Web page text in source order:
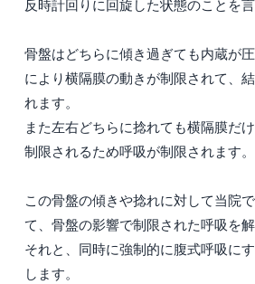
反時計回りに回旋した状態のことを言
骨盤はどちらに傾き過ぎても内蔵が
により横隔膜の動きが制限されて、
れます。
また左右どちらに捻れても横隔膜だ
制限されるため呼吸が制限されます。
この骨盤の傾きや捻れに対して当院
て、骨盤の影響で制限された呼吸を解
それと、同時に強制的に腹式呼吸に
します。